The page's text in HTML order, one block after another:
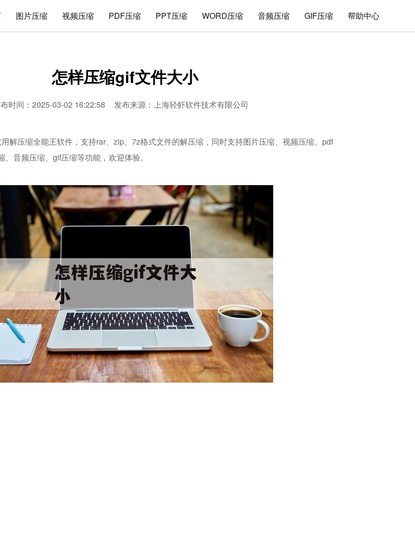
图片压缩 视频压缩 PDF压缩 PPT压缩 WORD压缩 音频压缩 GIF压缩 帮助中心
怎样压缩gif文件大小
时间：2025-03-02 16:22:58 发布来源：上海轻虾软件技术有限公司
解压缩全能王软件，支持rar、zip、7z格式文件的解压缩，同时支持图片压缩、视频压缩、pdf
音频压缩、gif压缩等功能，欢迎体验。